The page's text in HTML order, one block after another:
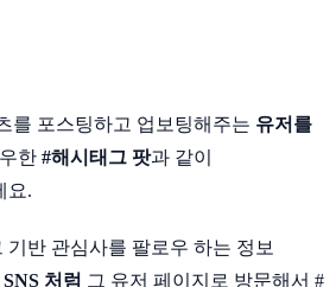
를 포스팅하고 업보팅해주는 유저를
한 #해시태그 팟과 같이
요.
기반 관심사를 팔로우 하는 정보
처럼 그 유저 페이지로 방문해서 #